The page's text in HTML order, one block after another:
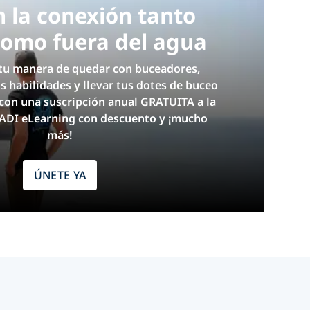
la conexión tanto
fuera del agua
manera de quedar con buceadores,
habilidades y llevar tus dotes de buceo
una suscripción anual GRATUITA a la
eLearning con descuento y ¡mucho
más!
ÚNETE YA